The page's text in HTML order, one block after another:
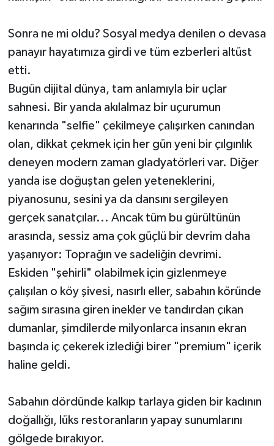
Sonra ne mi oldu? Sosyal medya denilen o devasa
panayır hayatımıza girdi ve tüm ezberleri altüst
etti.
Bugün dijital dünya, tam anlamıyla bir uçlar
sahnesi. Bir yanda akılalmaz bir uçurumun
kenarında "selfie" çekilmeye çalışırken canından
olan, dikkat çekmek için her gün yeni bir çılgınlık
deneyen modern zaman gladyatörleri var. Diğer
yanda ise doğuştan gelen yeteneklerini,
piyanosunu, sesini ya da dansını sergileyen
gerçek sanatçılar... Ancak tüm bu gürültünün
arasında, sessiz ama çok güçlü bir devrim daha
yaşanıyor: Toprağın ve sadeliğin devrimi.
Eskiden "şehirli" olabilmek için gizlenmeye
çalışılan o köy şivesi, nasırlı eller, sabahın köründe
sağım sırasına giren inekler ve tandırdan çıkan
dumanlar, şimdilerde milyonlarca insanın ekran
başında iç çekerek izlediği birer "premium" içerik
haline geldi.
Sabahın dördünde kalkıp tarlaya giden bir kadının
doğallığı, lüks restoranların yapay sunumlarını
gölgede bırakıyor.